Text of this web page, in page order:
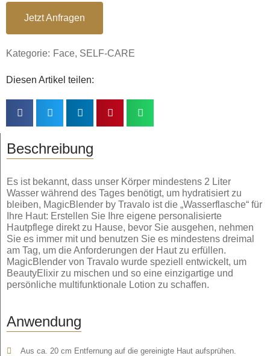
Jetzt Anfragen
Kategorie: Face, SELF-CARE
Diesen Artikel teilen:
Beschreibung
Es ist bekannt, dass unser Körper mindestens 2 Liter
Wasser während des Tages benötigt, um hydratisiert zu
bleiben, MagicBlender by Travalo ist die „Wasserflasche“ für
Ihre Haut: Erstellen Sie Ihre eigene personalisierte
Hautpflege direkt zu Hause, bevor Sie ausgehen, nehmen
Sie es immer mit und benutzen Sie es mindestens dreimal
am Tag, um die Anforderungen der Haut zu erfüllen.
MagicBlender von Travalo wurde speziell entwickelt, um
BeautyElixir zu mischen und so eine einzigartige und
persönliche multifunktionale Lotion zu schaffen.
Anwendung
Aus ca. 20 cm Entfernung auf die gereinigte Haut aufsprühen.